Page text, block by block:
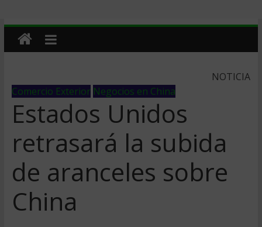
NOTICIA
Comercio Exterior Negocios en China
Estados Unidos
retrasará la subida
de aranceles sobre
China